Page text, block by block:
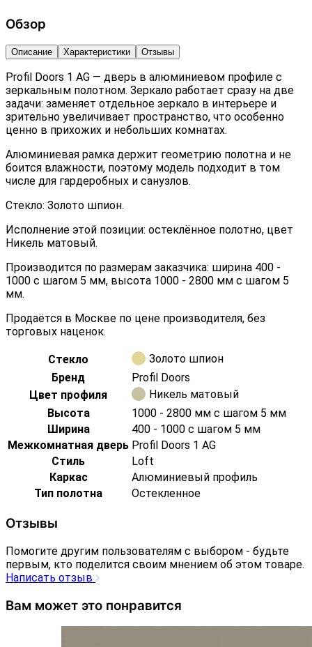
Обзор
Описание Характеристики Отзывы
Profil Doors 1 AG — дверь в алюминиевом профиле с
зеркальным полотном. Зеркало работает сразу на две
задачи: заменяет отдельное зеркало в интерьере и
зрительно увеличивает пространство, что особенно
ценно в прихожих и небольших комнатах.
Алюминиевая рамка держит геометрию полотна и не
боится влажности, поэтому модель подходит в том
числе для гардеробных и санузлов.
Стекло: Золото шпион.
Исполнение этой позиции: остеклённое полотно, цвет
Никель матовый.
Производится по размерам заказчика: ширина 400 -
1000 с шагом 5 мм, высота 1000 - 2800 мм с шагом 5
мм.
Продаётся в Москве по цене производителя, без
торговых наценок.
Стекло
Золото шпион
Бренд
Profil Doors
Цвет профиля
Никель матовый
Высота
1000 - 2800 мм с шагом 5 мм
Ширина
400 - 1000 с шагом 5 мм
Межкомнатная дверь Profil Doors 1 AG
Стиль
Loft
Каркас
Алюминиевый профиль
Тип полотна
Остекленное
Отзывы
Помогите другим пользователям с выбором - будьте
первым, кто поделится своим мнением об этом товаре.
Написать отзыв
Вам может это понравится